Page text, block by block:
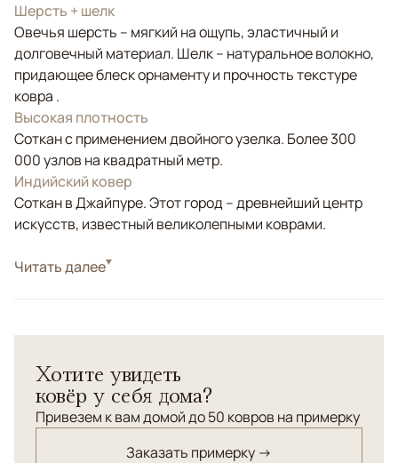
Шерсть + шелк
Овечья шерсть – мягкий на ощупь, эластичный и
долговечный материал. Шелк – натуральное волокно,
придающее блеск орнаменту и прочность текстуре
ковра .
Высокая плотность
Соткан с применением двойного узелка. Более 300
000 узлов на квадратный метр.
Индийский ковер
Соткан в Джайпуре. Этот город – древнейший центр
искусств, известный великолепными коврами.
СтильКлассические
шелка, а фоновая часть из шерсти высшей категории.
Читать далее
Хотите увидеть
ковёр у себя дома?
Привезем к вам домой до 50 ковров на примерку
Заказать примерку →